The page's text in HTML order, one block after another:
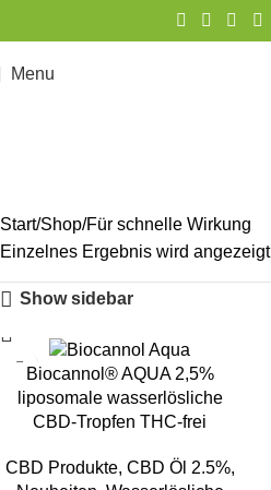
Menu
Start Shop Für schnelle Wirkung
Einzelnes Ergebnis wird angezeigt
Show sidebar
Biocannol® AQUA 2,5%
liposomale wasserlösliche
CBD-Tropfen THC-frei
CBD Produkte, CBD Öl 2.5%,